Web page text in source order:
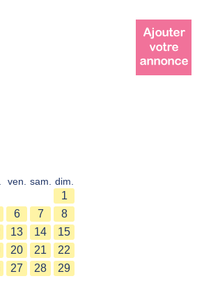
ven. sam. dim.
1
6 7
8
13 14
15
20 21
22
27 28
29